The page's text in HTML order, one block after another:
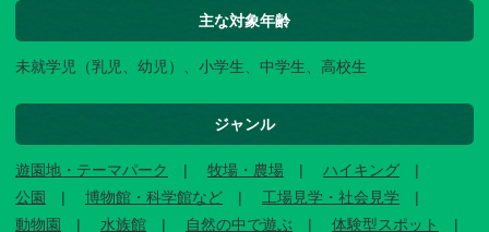
主な対象年齢
未就学児（乳児、幼児）、小学生、中学生、高校生
ジャンル
遊園地・テーマパーク 牧場・農場
ハイキング
公園
博物館・科学館など
工場見学・社会見学
動物園
水族館 自然の中で遊ぶ
体験型スポット